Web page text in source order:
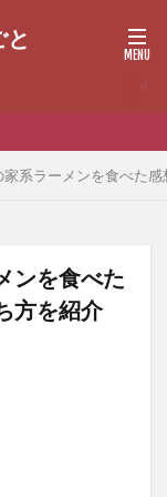
家系ラーメンを食べた
ンを食べた
方を紹介